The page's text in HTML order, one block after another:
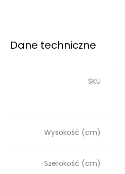
Dane techniczne
SKU
Wysokość (cm)
Szerokość (cm)